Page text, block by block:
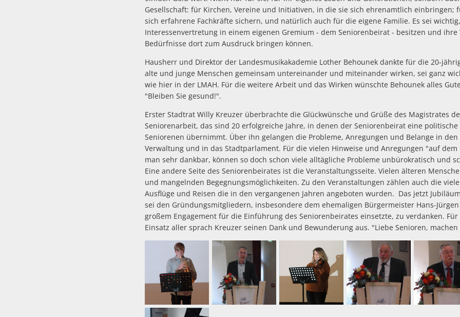
Gesellschaft: für Kirchen, Vereine und Initiativen, in die sie sich ehrenamtlich einbringen;
sich erfahrene Fachkräfte sichern, und natürlich auch für die eigene Familie. Es sei
Interessenvertretung in einem eigenen Gremium - dem Seniorenbeirat - besitzen und ihre
Bedürfnisse dort zum Ausdruck bringen können.
Hausherr und Direktor der Landesmusikakademie Lother Behounek dankte für die 20-
alte und junge Menschen gemeinsam untereinander und miteinander wirken, sei ganz
wie hier in der LMAH. Für die weitere Arbeit und das Wirken wünschte Behounek alles
"Bleiben Sie gesund!".
Erster Stadtrat Willy Kreuzer überbrachte die Glückwünsche und Grüße des Magistrates
Seniorenarbeit, das sind 20 erfolgreiche Jahre, in denen der Seniorenbeirat eine
Seniorenen übernimmt. Über ihn gelangen die Probleme, Anregungen und Belange in
Verwaltung und in das Stadtparlament. Für die vielen Hinweise und Anregungen "auf
man sehr dankbar, können so doch schon viele alltägliche Probleme unbürokratisch und
Eine andere Seite des Seniorenbeirates ist die Veranstaltungsseite. Vielen älteren
und mangelnden Begegnungsmöglichkeiten. Zu den Veranstaltungen zählen auch die
Ausflüge und Reisen die in den vergangenen Jahren angeboten wurden. Das jetzt
sei den Gründungsmitgliedern, insbesondere dem ehemaligen Bürgermeister Hans-
großem Engagement für die Einführung des Seniorenbeirates einsetzte, zu verdanken.
Einsatz aller sprach Kreuzer seinen Dank und Bewunderung aus. "Liebe Senioren,